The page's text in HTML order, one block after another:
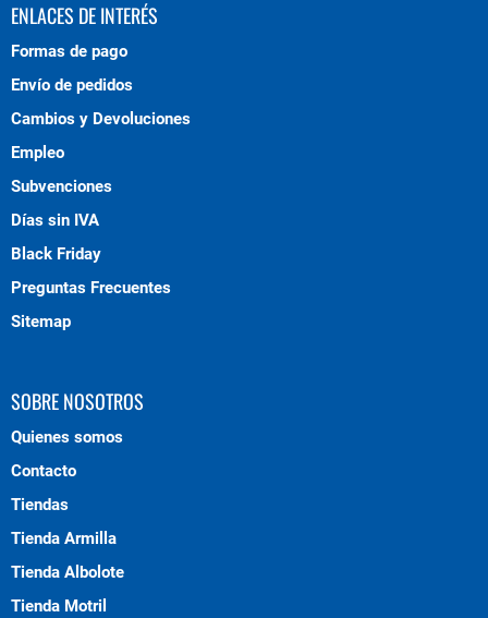
ENLACES DE INTERÉS
Formas de pago
Envío de pedidos
Cambios y Devoluciones
Empleo
Subvenciones
Días sin IVA
Black Friday
Preguntas Frecuentes
Sitemap
SOBRE NOSOTROS
Quienes somos
Contacto
Tiendas
Tienda Armilla
Tienda Albolote
Tienda Motril